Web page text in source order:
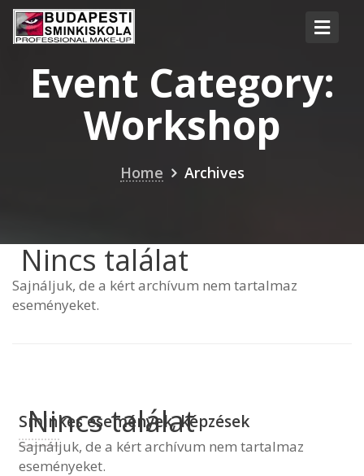
Event Category:
Workshop
Home Archives
Nincs találat
Sajnáljuk, de a kért archívum nem tartalmaz
eseményeket.
Sminkes események, képzések
Nincs találat
Sajnáljuk, de a kért archívum nem tartalmaz
eseményeket.